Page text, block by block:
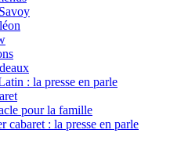
: la presse en parle
pour la famille
cabaret : la presse en parle